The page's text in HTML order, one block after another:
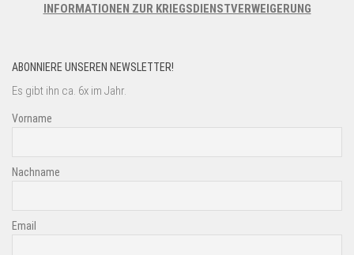
INFORMATIONEN ZUR KRIEGSDIENSTVERWEIGERUNG
ABONNIERE UNSEREN NEWSLETTER!
Es gibt ihn ca. 6x im Jahr.
Vorname
Nachname
Email